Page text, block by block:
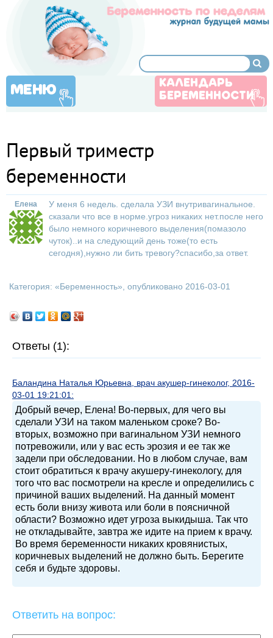
МЕНЮ
КАЛЕНДАРЬ
БЕРЕМЕННОСТИ
Первый триместр
беременности
Елена
У меня 6 недель. сделала УЗИ внутривагинальное.
сказали что все в норме.угроз никаких нет.после него
было немного коричневого выделения(помазоло
чуток)..и на следующий день тоже(то есть
сегодня),нужно ли бить тревогу?спасибо,за ответ.
Категория: «Беременность», опубликовано 2016-03-01
Ответы (1):
Баландина Наталья Юрьевна, врач акушер-гинеколог, 2016-
03-01 19:21:01:
Добрый вечер, Елена! Во-первых, для чего вы
сделали УЗИ на таком маленьком сроке? Во-
вторых, возможно при вагинальном УЗИ немного
потревожили, или у вас есть эрозия и ее так же
задели при обследовании. Но в любом случае, вам
стоит обратиться к врачу акушеру-гинекологу, для
того что вас посмотрели на кресле и определились с
причиной ваших выделений. На данный момент
есть боли внизу живота или боли в поясничной
области? Возможно идет угроза выкидыша. Так что
не откладывайте, завтра же идите на прием к врачу.
Во время беременности никаких кровянистых,
коричневых выделений не должно быть. Берегите
себя и будьте здоровы.
Ответить на вопрос: